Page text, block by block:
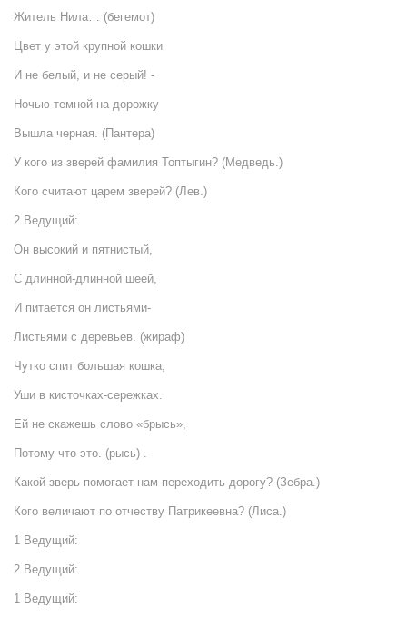
Житель Нила… (бегемот)
Цвет у этой крупной кошки
И не белый, и не серый! -
Ночью темной на дорожку
Вышла черная. (Пантера)
У кого из зверей фамилия Топтыгин? (Медведь.)
Кого считают царем зверей? (Лев.)
2 Ведущий:
Он высокий и пятнистый,
С длинной-длинной шеей,
И питается он листьями-
Листьями с деревьев. (жираф)
Чутко спит большая кошка,
Уши в кисточках-сережках.
Ей не скажешь слово «брысь»,
Потому что это. (рысь) .
Какой зверь помогает нам переходить дорогу? (Зебра.)
Кого величают по отчеству Патрикеевна? (Лиса.)
1 Ведущий:
2 Ведущий:
1 Ведущий: